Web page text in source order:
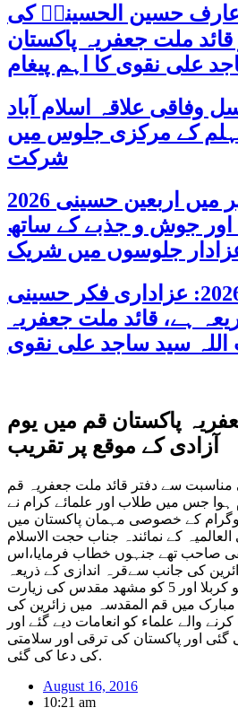
عارف حسین الحسینیؒ کی
قائد ملت جعفریہ پاکستان
علی نقوی کا اہم پیغام
وفاقی علاقہ اسلام آباد
کے مرکزی جلوس میں
شرکت
پاکستان بھر میں اربعین حسینی 2026
اور جوش و جذبے کے ساتھ
عزادار جلوسوں میں شریک
اربعین حسینی 2026: عزاداری فکر حسینی
ہے، قائد ملت جعفریہ
اللہ سید ساجد علی نقوی
پاکستان قم میں یوم
آزادی کے موقع پر تقریب
کی مناسبت سے دفتر قائد ملت جعفریہ قم
ہوا جس میں طلاب اور علمائے کرام نے
کے خصوصی مہمان پاکستان میں
کے نمائندہ جناب حجت الاسلام
صاحب تهے جنہوں خطاب فرمایا،اس
کی جانب سےقرہ اندازی کے ذریعہ
فعال اراکین میں سے 2 کو کربلا اور 5 کو مشهد مقدس کی زیارت
مبارک میں قم المقدسہ میں زائرین کی
والے علماء کو انعامات دیے گئے اور
اور پاکستان کی ترقی اور سلامتی
کی دعا کی گئی.
August 16, 2016
10:21 am